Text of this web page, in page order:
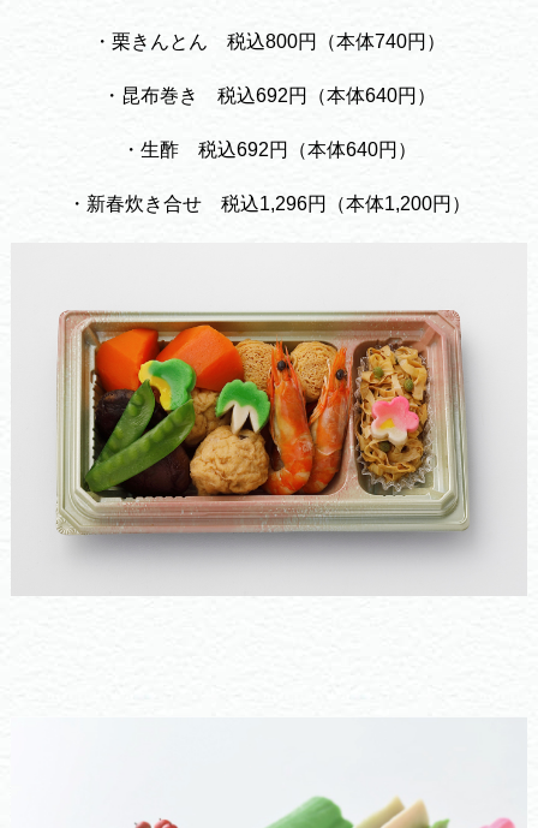
・栗きんとん 税込800円（本体740円）
・昆布巻き 税込692円（本体640円）
・生酢 税込692円（本体640円）
・新春炊き合せ 税込1,296円（本体1,200円）